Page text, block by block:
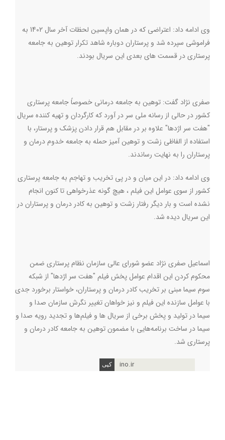
وی ادامه داد: اعتراضی که در همان واپسین لحظات آخر سال 1402 به
فراموشی سپرده شد و پرستاران دوباره شاهد تکرار توهین به جامعه
پرستاری در قسمت های بعدی این سریال بودند.
صفری نژاد گفت: توهین به جامعه درمانی خصوصاً جامعه پرستاری
کشور در حالی از رسانه ملی سر در آورد که کارگردان و تهیه کننده سریال
"هفت سر اژدها" علاوه بر در مقابل هم قرار دادن پزشک و پرستار، با
استفاده از الفاظی زشت و توهین آمیز حمله به جامعه خدوم درمان و
پرستاران را به نهایت رساندند.
وی ادامه داد: در این میان و در پی تخریب و تهاجم به جامعه پرستاری
کشور از سوی عوامل این فیلم ، هیچ گونه عذرخواهی‌ تا کنون انجام
نشده است و بار دیگر رفتار زشت و توهین به کادر درمان و پرستاران در
این سریال دیده شد.
اسماعیل صفری نژاد عضو شورای عالی سازمان نظام پرستاری ضمن
محکوم کردن این اقدام عوامل پخش فیلم "هفت سر اژدها" از شبکه
سوم سیما مبنی بر تخریب کادر درمان و پرستاران، خواستار برخورد جدی
با عوامل سازنده این فیلم و نیز خواهان تغییر نگرش سازمان صدا و
سیما در تولید و پخش برخی از سریال ها و فیلم‌ها و تجدید رویه صدا و
سیما در ساخت برنامه‌هایی با مضمون توهین به جامعه کادر درمان و
پرستاری شد.
ino.ir